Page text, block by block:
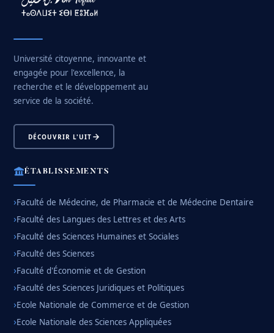
Université citoyenne, innovante et
engagée pour l'excellence, la
recherche et le développement au
service de la société.
DÉCOUVRIR L'UIT
ÉTABLISSEMENTS
Faculté de Médecine, de Pharmacie et de Médecine Dentaire
Faculté des Langues des Lettres et des Arts
Faculté des Sciences Humaines et Sociales
Faculté des Sciences
Faculté d'Économie et de Gestion
Faculté des Sciences Juridiques et Politiques
Ecole Nationale de Commerce et de Gestion
Ecole Nationale des Sciences Appliquées